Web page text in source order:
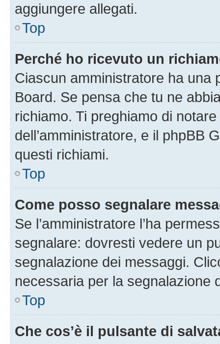
aggiungere allegati.
Top
Perché ho ricevuto un
Ciascun amministratore ha una
Board. Se pensa che tu ne
richiamo. Ti preghiamo di
dell’amministratore, e il phpBB
questi richiami.
Top
Come posso segnalare
Se l’amministratore l’ha
segnalare: dovresti vedere un
segnalazione dei messaggi.
necessaria per la segnalazione
Top
Che cos’è il pulsante di